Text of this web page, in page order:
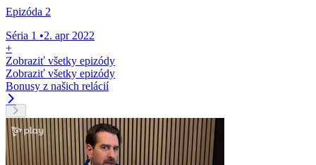
Epizóda 2
Séria 1 •2. apr 2022
+
Zobraziť všetky epizódy
Zobraziť všetky epizódy
Bonusy z našich relácií